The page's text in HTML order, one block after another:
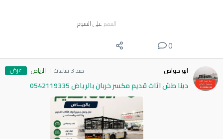
السعر على السوم
0
ابو خواض منذ 3 ساعات الرياض عرض
دينا طش اثاث قديم مكسر خربان بالرياض 0542119335